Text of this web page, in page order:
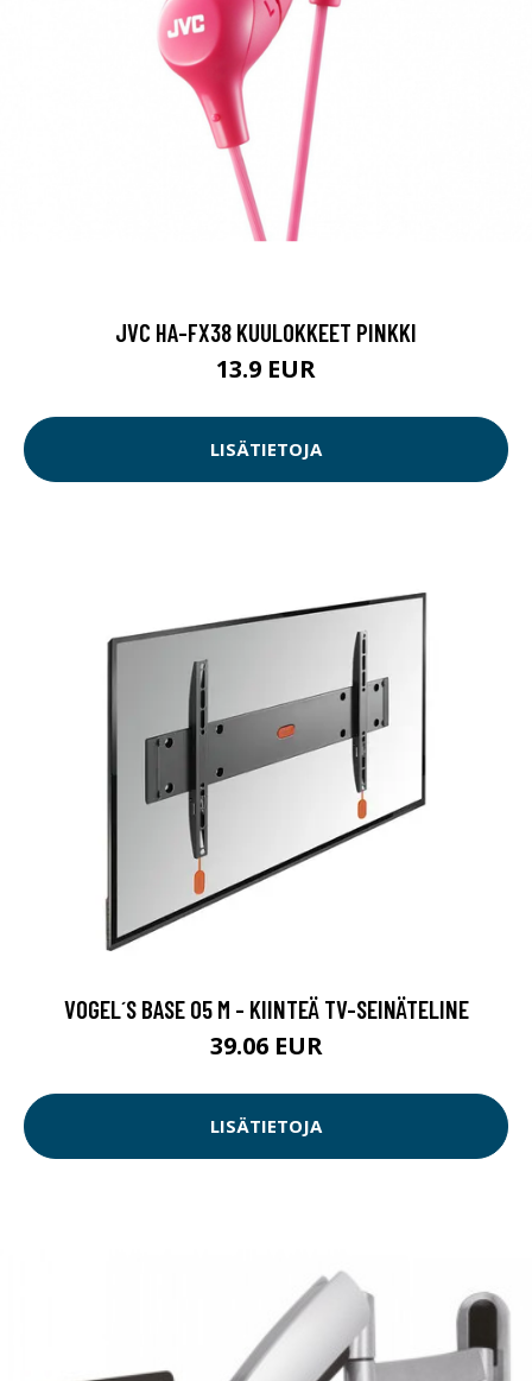
JVC HA-FX38 KUULOKKEET PINKKI
13.9 EUR
LISÄTIETOJA
VOGEL´S BASE 05 M - KIINTEÄ TV-SEINÄTELINE
39.06 EUR
LISÄTIETOJA